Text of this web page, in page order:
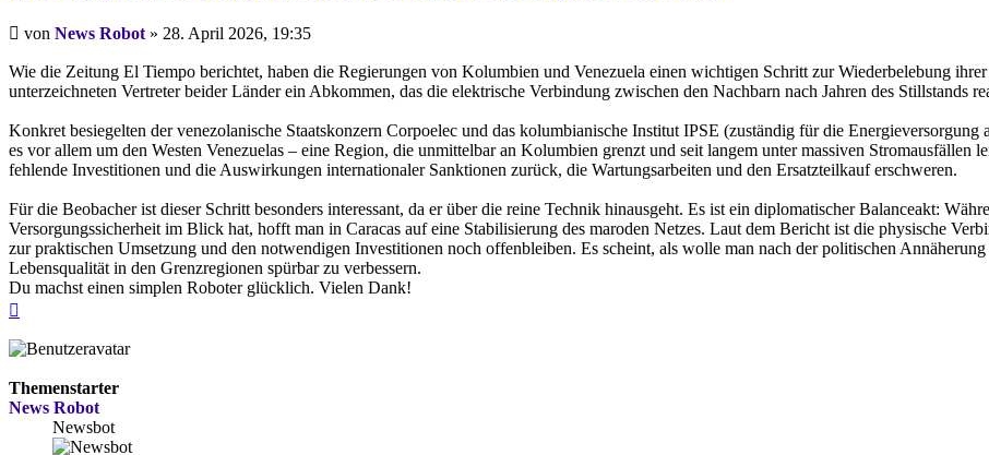
Beitrag
von News Robot » 28. April 2026, 19:35
Wie die Zeitung El Tiempo berichtet, haben die Regierungen von Kolumbien und Venezuela einen wichtigen Schritt zur Wiederbelebung
unterzeichneten Vertreter beider Länder ein Abkommen, das die elektrische Verbindung zwischen den Nachbarn nach Jahren des Stillstands
Konkret besiegelten der venezolanische Staatskonzern Corpoelec und das kolumbianische Institut IPSE (zuständig für die
es vor allem um den Westen Venezuelas – eine Region, die unmittelbar an Kolumbien grenzt und seit langem unter massiven Stromausfällen
fehlende Investitionen und die Auswirkungen internationaler Sanktionen zurück, die Wartungsarbeiten und den Ersatzteilkauf erschweren.
Für die Beobacher ist dieser Schritt besonders interessant, da er über die reine Technik hinausgeht. Es ist ein diplomatischer Balanceakt:
Versorgungssicherheit im Blick hat, hofft man in Caracas auf eine Stabilisierung des maroden Netzes. Laut dem Bericht ist die physische
zur praktischen Umsetzung und den notwendigen Investitionen noch offenbleiben. Es scheint, als wolle man nach der politischen
Lebensqualität in den Grenzregionen spürbar zu verbessern.
Du machst einen simplen Roboter glücklich. Vielen Dank!
Themenstarter
News Robot
Newsbot